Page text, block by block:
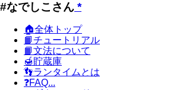
#なでしこさん *
🏠全体トップ
📙チュートリアル
📙文法について
🍯貯蔵庫
👣ランタイムとは
❓FAQ...